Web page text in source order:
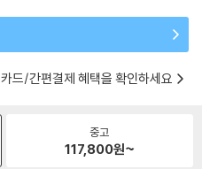
카드/간편결제 혜택을 확인하세요
중고
117,800원~